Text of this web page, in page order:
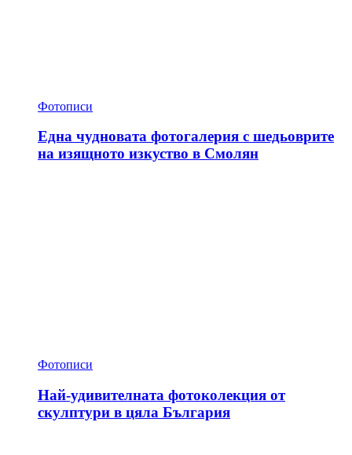
Фотописи
Една чудновата фотогалерия с шедьоврите
на изящното изкуство в Смолян
Фотописи
Най-удивителната фотоколекция от
скулптури в цяла България